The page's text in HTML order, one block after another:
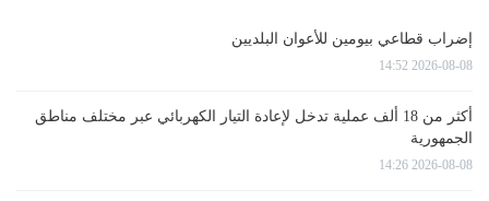
إضراب قطاعي بيومين للأعوان البلديين
2026-08-08 14:52
أكثر من 18 ألف عملية تدخل لإعادة التيار الكهربائي عبر مختلف مناطق
الجمهورية
2026-08-08 14:26